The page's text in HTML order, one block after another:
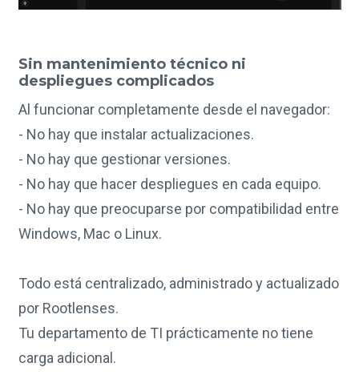
Sin mantenimiento técnico ni
despliegues complicados
Al funcionar completamente desde el navegador:
- No hay que instalar actualizaciones.
- No hay que gestionar versiones.
- No hay que hacer despliegues en cada equipo.
- No hay que preocuparse por compatibilidad entre
Windows, Mac o Linux.
Todo está centralizado, administrado y actualizado
por Rootlenses.
Tu departamento de TI prácticamente no tiene
carga adicional.